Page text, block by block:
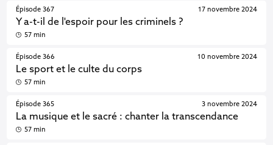
Épisode 367
Y a-t-il de l'espoir pour les criminels ?
17 novembre 2024
57 min
Épisode 366
Le sport et le culte du corps
10 novembre 2024
57 min
Épisode 365
La musique et le sacré : chanter la transcendance
3 novembre 2024
57 min